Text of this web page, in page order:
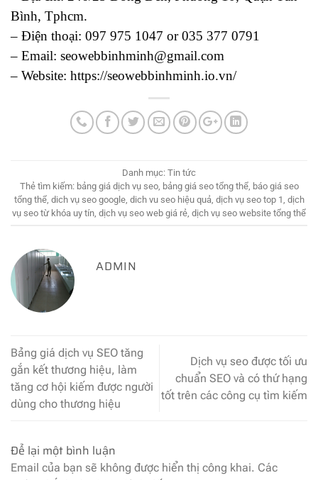
Bình, Tphcm.
– Điện thoại: 097 975 1047 or 035 377 0791
– Email: seowebbinhminh@gmail.com
– Website: https://seowebbinhminh.io.vn/
Danh mục: Tin tức
Thẻ tìm kiếm: bảng giá dịch vụ seo, bảng giá seo tổng thể, báo giá seo
tổng thể, dich vụ seo google, dich vu seo hiệu quả dịch vụ seo top 1 dịch
vụ seo từ khóa uy tín dịch vụ seo web giá rẻ dịch vụ seo website tổng thể
ADMIN
Bảng giá dịch vụ SEO tăng
gắn kết thương hiệu, làm
tăng cơ hội kiếm được người
dùng cho thương hiệu
Dịch vụ seo được tối ưu
chuẩn SEO và có thứ hạng
tốt trên các công cụ tìm kiếm
Để lại một bình luận
Email của bạn sẽ không được hiển thị công khai. Các